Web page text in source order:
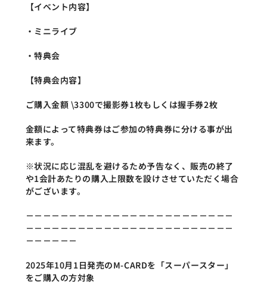
【イベント内容】
・ミニライブ
・特典会
【特典会内容】
ご購入金額 \3300で撮影券1枚もしくは握手券2枚
金額によって特典券はご参加の特典券に分ける事が出
来ます。
※状況に応じ混乱を避けるため予告なく、販売の終了
や1会計あたりの購入上限数を設けさせていただく場合
がございます。
－－－－－－－－－－－－－－－－－－－－－－－－
－－－－－－－－－－－－－－－－－－－－－－－－
－－－－－－
2025年10月1日発売のM-CARDを「スーパースター」
をご購入の方対象